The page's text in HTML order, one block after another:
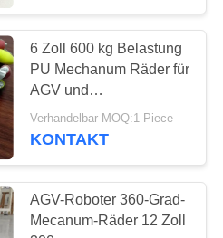
360
172
6 Zoll 600 kg Belastung
PU Mechanum Räder für
AGV und
Omnidirectional
Anwendungen
Verhandelbar MOQ:1 Piece
KONTAKT
AGV-Roboter 360-Grad-
Mecanum-Räder 12 Zoll